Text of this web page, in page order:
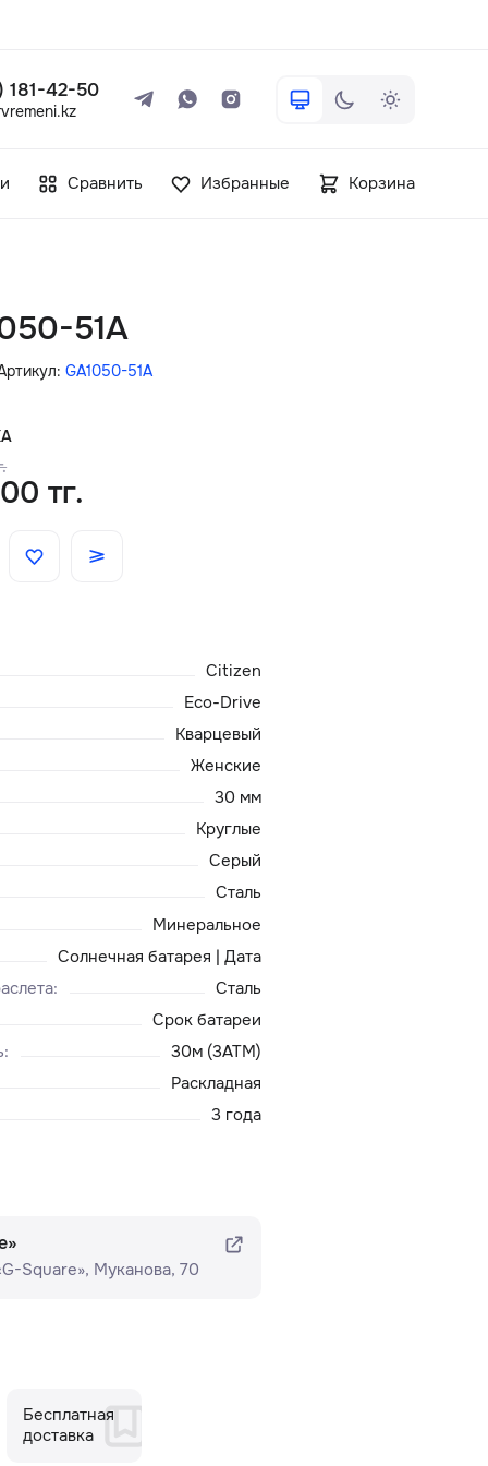
181-42-50
Сравнить Избранные Корзина
51A
GA1050-51A
тг.
Citizen
Eco-Drive
Кварцевый
Женские
30 мм
Круглые
Серый
Сталь
Минеральное
Солнечная батарея | Дата
:
Сталь
Срок батареи
:
30м (3ATM)
Раскладная
3 года
Square»​, Муканова, 70
Бесплатная
доставка
+7 ( 705 ) 181-42-50
Каталог
О нас
Доставка и оплата
Сервисный центр